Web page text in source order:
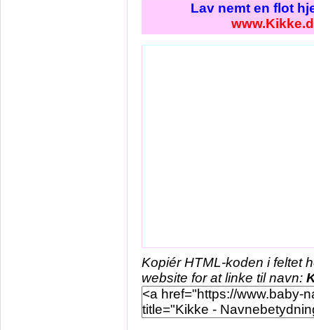
Lav nemt en flot
Kopiér HTML-koden i feltet
website for at linke til navn: